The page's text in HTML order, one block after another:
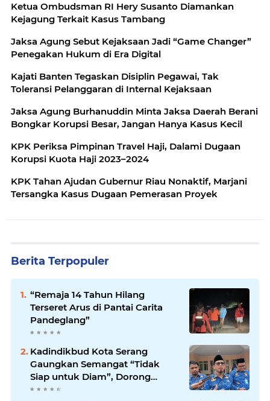
Ketua Ombudsman RI Hery Susanto Diamankan
Kejagung Terkait Kasus Tambang
Jaksa Agung Sebut Kejaksaan Jadi “Game Changer”
Penegakan Hukum di Era Digital
Kajati Banten Tegaskan Disiplin Pegawai, Tak
Toleransi Pelanggaran di Internal Kejaksaan
Jaksa Agung Burhanuddin Minta Jaksa Daerah Berani
Bongkar Korupsi Besar, Jangan Hanya Kasus Kecil
KPK Periksa Pimpinan Travel Haji, Dalami Dugaan
Korupsi Kuota Haji 2023–2024
KPK Tahan Ajudan Gubernur Riau Nonaktif, Marjani
Tersangka Kasus Dugaan Pemerasan Proyek
Berita Terpopuler
“Remaja 14 Tahun Hilang
Terseret Arus di Pantai Carita
Pandeglang”
Kadindikbud Kota Serang
Gaungkan Semangat “Tidak
Siap untuk Diam”, Dorong
Layanan Lebih Responsif